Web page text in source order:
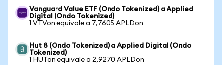
Vanguard Value ETF (Ondo Tokenized) a Applied
Digital (Ondo Tokenized)
1 VTVon equivale a 7,7605 APLDon
Hut 8 (Ondo Tokenized) a Applied Digital (Ondo
Tokenized)
1 HUTon equivale a 2,9270 APLDon